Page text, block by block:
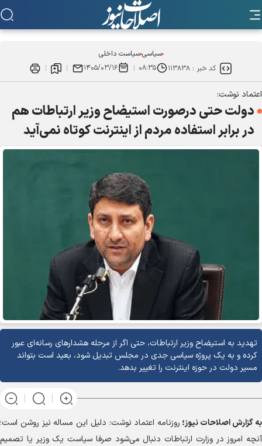
سیاسیسیاست داخلی
کد خبر : ۱۱۳۸۳۸ ۰۸:۳۵ ۱۴۰۵/۰۳/۱۶
اعتماد نوشت:
دولت حتی درصورت استیضاح وزیر ارتباطات هم
در برابر استفاده مردم از اینترنت کوتاه نمی‌آید
تهدید به استیضاح وزیر ارتباطات، حتی اگر از مرحله هشدارهای رسانه‌ای عبور
کرده و به یک پروژه سیاسی جدی در مجلس تبدیل شود، بعید است بتواند
مسیر دولت در حوزه اینترنت را تغییر بدهد.
به گزارشاصلاحات نیوز؛ روزنامه اعتماد نوشت: دلیل این مساله نیز روشن است؛
آنچه امروز در وزارت ارتباطات دنبال می‌شود صرفا سیاست یک وزیر یا تصمیم